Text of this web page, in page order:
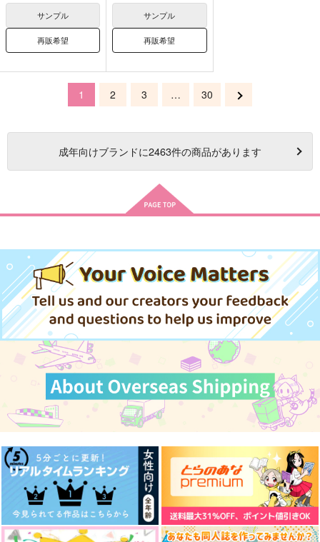
サンプル
再販希望
サンプル
再販希望
1 2 3 … 30
成年向けブランドに2463件の商品があります